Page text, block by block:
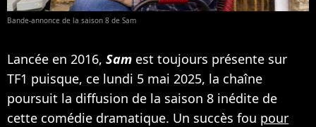
Bande-annonce de la saison 8 de Sam
Lancée en 2016, Sam est toujours présente sur
TF1 puisque, ce lundi 5 mai 2025, la chaîne
poursuit la diffusion de la saison 8 inédite de
cette comédie dramatique. Un succès fou pour